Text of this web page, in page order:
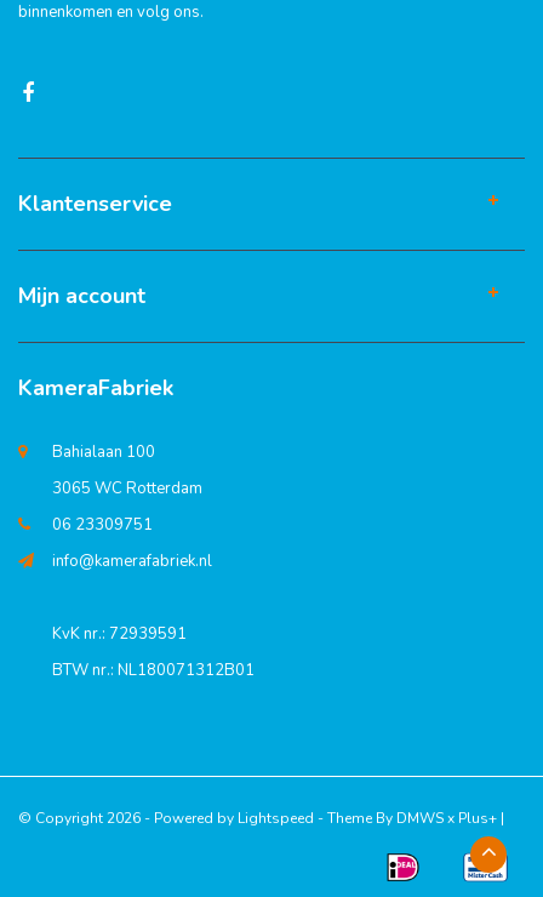
binnenkomen en volg ons.
Klantenservice
Mijn account
KameraFabriek
Bahialaan 100
3065 WC Rotterdam
06 23309751
info@kamerafabriek.nl
KvK nr.: 72939591
BTW nr.: NL180071312B01
© Copyright 2026 - Powered by Lightspeed - Theme By DMWSx Plus+ |